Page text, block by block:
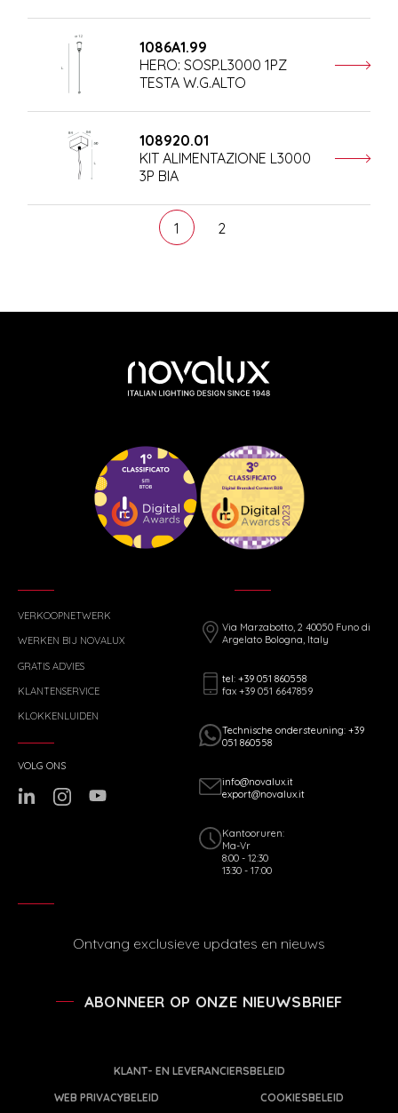
1086A1.99
HERO: SOSP.L3000 1PZ
TESTA W.G.ALTO
108920.01
KIT ALIMENTAZIONE L3000
3P BIA
1 2
VERKOOPNETWERK
WERKEN BIJ NOVALUX
GRATIS ADVIES
KLANTENSERVICE
KLOKKENLUIDEN
Via Marzabotto, 2 40050 Funo di
Argelato Bologna, Italy
tel: +39 051 860558
fax +39 051 6647859
Technische ondersteuning: +39
051 860558
info@novalux.it
export@novalux.it
Kantooruren:
Ma-Vr
8:00 - 12:30
13:30 - 17:00
VOLG ONS
Ontvang exclusieve updates en nieuws
ABONNEER OP ONZE NIEUWSBRIEF
KLANT- EN LEVERANCIERSBELEID
WEB PRIVACYBELEID
COOKIESBELEID